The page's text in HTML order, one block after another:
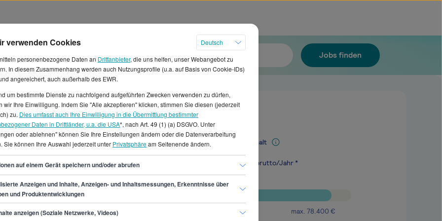
Jobs finden
in Bonn
Jahresgehalt
€ erwarten. Das entspricht
als Security Manager liegt
findest du in Bonn 331
interessierst dich nicht
Praktika oder
Auf StepStone.de bist
Mediangehalt
65.500 brutto/Jahr *
max. 78.400 €
verwenden Cookies
Deutsch
personenbezogene Daten an Drittanbieter, die uns helfen, unser Webangebot zu
In diesem Zusammenhang werden auch Nutzungsprofile (u.a. auf Basis von Cookie-IDs)
angereichert, auch außerhalb des EWR.
um bestimmte Dienste zu nachfolgend aufgeführten Zwecken verwenden zu dürfen,
wir Ihre Einwilligung. Indem Sie "Alle akzeptieren" klicken, stimmen Sie diesen (jederzeit
zu. Dies umfasst auch Ihre Einwilligung in die Übermittlung bestimmter
Daten in Drittländer, u.a. die USA*, nach Art. 49 (1) (a) DSGVO. Unter
oder ablehnen" können Sie Ihre Einstellungen ändern oder die Datenverarbeitung
Sie können Ihre Auswahl jederzeit unter Privatsphäream Seitenende ändern.
auf einem Gerät speichern und/oder abrufen
Anzeigen und Inhalte, Anzeigen- und Inhaltsmessungen, Erkenntnisse über
und Produktentwicklungen
anzeigen (Soziale Netzwerke, Videos)